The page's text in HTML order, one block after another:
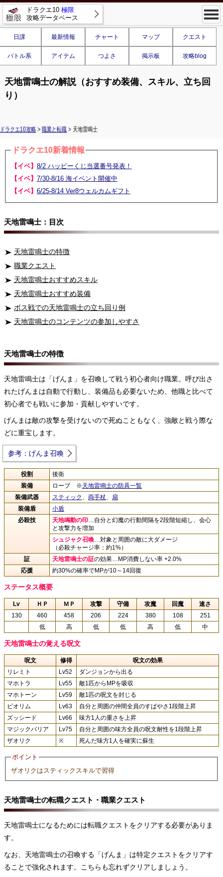
ドラクエ10 極限
攻略データベース
日課 最新情報 チャート マップ クエスト
バトル系 アイテム つよさ 掲示板 攻略blog
天地雷鳴士の解説（おすすめ装備、スキル、立ち回
り）
ドラクエ10攻略 > 職業と転職 > 天地雷鳴士
ドラクエ10新着情報
【イベ】 8/2 ハッピーくじ当選番号発表！
【イベ】 7/30-8/16 海イベント開催中
【イベ】 6/25-8/14 Ver8ウェルカムギフト
天地雷鳴士：目次
天地雷鳴士の特徴
職業クエスト
天地雷鳴士おすすめスキル
天地雷鳴士おすすめ装備
ボス戦での天地雷鳴士の立ち回り例
天地雷鳴士のコンテンツの参加しやすさ
天地雷鳴士の特徴
天地雷鳴士は「げんま」を召喚して戦う初心者向け職業。呼び出さ
れたげんまは自動で行動し、装備品も必要ないため、他職と比べて
初心者でも戦いに参加・貢献しやすいです。
げんまは敵の攻撃を受けないので死ぬこともなく、強敵と戦う際な
どに重宝します。
参考：げんま召喚
役割
後衛
装備
ローブ ※天地雷鳴士の防具一覧
装備武器
スティック 、 両手杖、 扇
装備盾
小盾
必殺技
天地鳴動の印…自分と幻魔の行動間隔を2段階短縮し、会心
と攻撃力を増加
シュジャク召喚…対象と周囲の敵に大ダメージ
（必殺チャージ率：約1%）
証
天地雷鳴士の証の効果…MP消費しない率 +2.0%
応援
約30%の確率でMPが10～14回復
ステータス概要
Lv ＨＰ ＭＰ 攻撃 守備 攻魔 回魔
速さ
130
460 458 206 224 380 108
251
低
高 低 低 高 低 中
天地雷鳴士の覚える呪文
呪文 修得
呪文の効果
リレミト
Lv52
ダンジョンから出る
マホトラ
Lv55
敵1匹からMPを吸収
マホトーン
Lv59
敵1匹の呪文を封じる
ピオリム
Lv63
自分と周囲の仲間全員のすばやさ1段階上昇
ズッシード
Lv66
味方1人の重さを上昇
マジックバリア
Lv75
自分と周囲の味方全員の呪文耐性を1段階上昇
ザオリク
※ 死んだ味方1人を確実に蘇生
ポイント
ザオリクはスティックスキルで習得
天地雷鳴士の転職クエスト・職業クエスト
天地雷鳴士になるためには転職クエストをクリアする必要がありま
す。
なお、天地雷鳴士の召喚する「げんま」は特定クエストをクリアす
ることで強化されます。こちらも忘れずクリアしましょう。